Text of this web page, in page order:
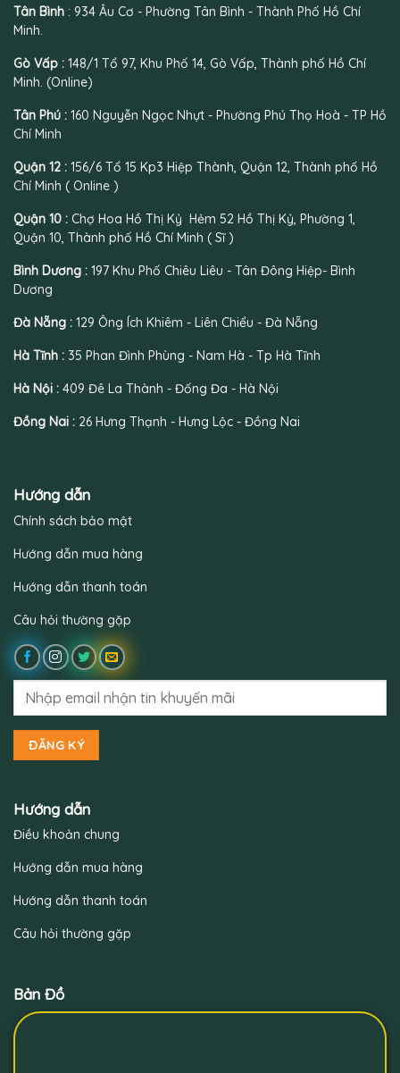
Tân Bình : 934 Âu Cơ - Phường Tân Bình - Thành Phố Hồ Chí
Minh.
Gò Vấp : 148/1 Tổ 97, Khu Phố 14, Gò Vấp, Thành phố Hồ Chí
Minh. (Online)
Tân Phú : 160 Nguyễn Ngọc Nhựt - Phường Phú Thọ Hoà - TP Hồ
Chí Minh
Quận 12 : 156/6 Tổ 15 Kp3 Hiệp Thành, Quận 12, Thành phố Hồ
Chí Minh ( Online )
Quận 10 : Chợ Hoa Hồ Thị Kỷ Hẻm 52 Hồ Thị Kỷ, Phường 1,
Quận 10, Thành phố Hồ Chí Minh ( Sĩ )
Bình Dương : 197 Khu Phố Chiêu Liêu - Tân Đông Hiệp- Bình
Dương
Đà Nẵng : 129 Ông Ích Khiêm - Liên Chiểu - Đà Nẵng
Hà Tĩnh : 35 Phan Đình Phùng - Nam Hà - Tp Hà Tĩnh
Hà Nội : 409 Đê La Thành - Đống Đa - Hà Nội
Đồng Nai : 26 Hưng Thạnh - Hưng Lộc - Đồng Nai
Hướng dẫn
Chính sách bảo mật
Hướng dẫn mua hàng
Hướng dẫn thanh toán
Câu hỏi thường gặp
Hướng dẫn
Điều khoản chung
Hướng dẫn mua hàng
Hướng dẫn thanh toán
Câu hỏi thường gặp
Bản Đồ